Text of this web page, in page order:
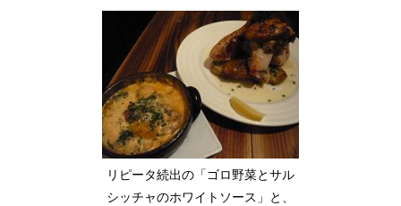
リピータ続出の「ゴロ野菜とサル
シッチャのホワイトソース」と、